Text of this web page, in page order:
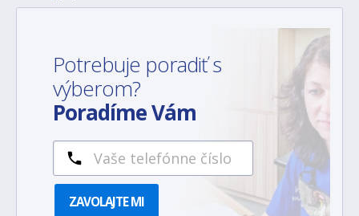
Potrebuje poradiť s
výberom?
Poradíme Vám
ZAVOLAJTE MI